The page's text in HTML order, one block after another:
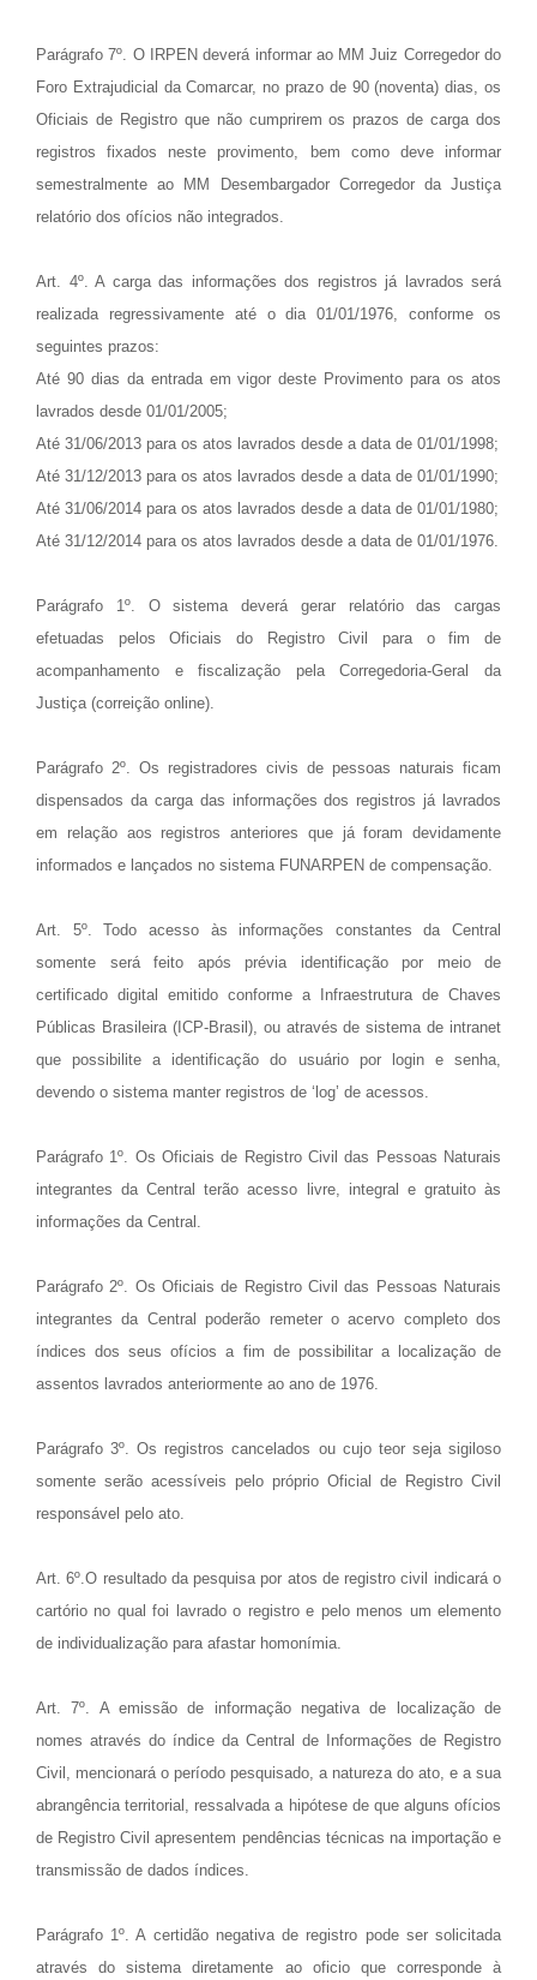
Parágrafo 7º. O IRPEN deverá informar ao MM Juiz Corregedor do
Foro Extrajudicial da Comarcar, no prazo de 90 (noventa) dias, os
Oficiais de Registro que não cumprirem os prazos de carga dos
registros fixados neste provimento, bem como deve informar
semestralmente ao MM Desembargador Corregedor da Justiça
relatório dos ofícios não integrados.
Art. 4º. A carga das informações dos registros já lavrados será
realizada regressivamente até o dia 01/01/1976, conforme os
seguintes prazos:
Até 90 dias da entrada em vigor deste Provimento para os atos
lavrados desde 01/01/2005;
Até 31/06/2013 para os atos lavrados desde a data de 01/01/1998;
Até 31/12/2013 para os atos lavrados desde a data de 01/01/1990;
Até 31/06/2014 para os atos lavrados desde a data de 01/01/1980;
Até 31/12/2014 para os atos lavrados desde a data de 01/01/1976.
Parágrafo 1º. O sistema deverá gerar relatório das cargas
efetuadas pelos Oficiais do Registro Civil para o fim de
acompanhamento e fiscalização pela Corregedoria-Geral da
Justiça (correição online).
Parágrafo 2º. Os registradores civis de pessoas naturais ficam
dispensados da carga das informações dos registros já lavrados
em relação aos registros anteriores que já foram devidamente
informados e lançados no sistema FUNARPEN de compensação.
Art. 5º. Todo acesso às informações constantes da Central
somente será feito após prévia identificação por meio de
certificado digital emitido conforme a Infraestrutura de Chaves
Públicas Brasileira (ICP-Brasil), ou através de sistema de intranet
que possibilite a identificação do usuário por login e senha,
devendo o sistema manter registros de ‘log’ de acessos.
Parágrafo 1º. Os Oficiais de Registro Civil das Pessoas Naturais
integrantes da Central terão acesso livre, integral e gratuito às
informações da Central.
Parágrafo 2º. Os Oficiais de Registro Civil das Pessoas Naturais
integrantes da Central poderão remeter o acervo completo dos
índices dos seus ofícios a fim de possibilitar a localização de
assentos lavrados anteriormente ao ano de 1976.
Parágrafo 3º. Os registros cancelados ou cujo teor seja sigiloso
somente serão acessíveis pelo próprio Oficial de Registro Civil
responsável pelo ato.
Art. 6º.O resultado da pesquisa por atos de registro civil indicará o
cartório no qual foi lavrado o registro e pelo menos um elemento
de individualização para afastar homonímia.
Art. 7º. A emissão de informação negativa de localização de
nomes através do índice da Central de Informações de Registro
Civil, mencionará o período pesquisado, a natureza do ato, e a sua
abrangência territorial, ressalvada a hipótese de que alguns ofícios
de Registro Civil apresentem pendências técnicas na importação e
transmissão de dados índices.
Parágrafo 1º. A certidão negativa de registro pode ser solicitada
através do sistema diretamente ao oficio que corresponde à